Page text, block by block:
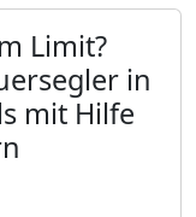
Limit?
in
mit Hilfe